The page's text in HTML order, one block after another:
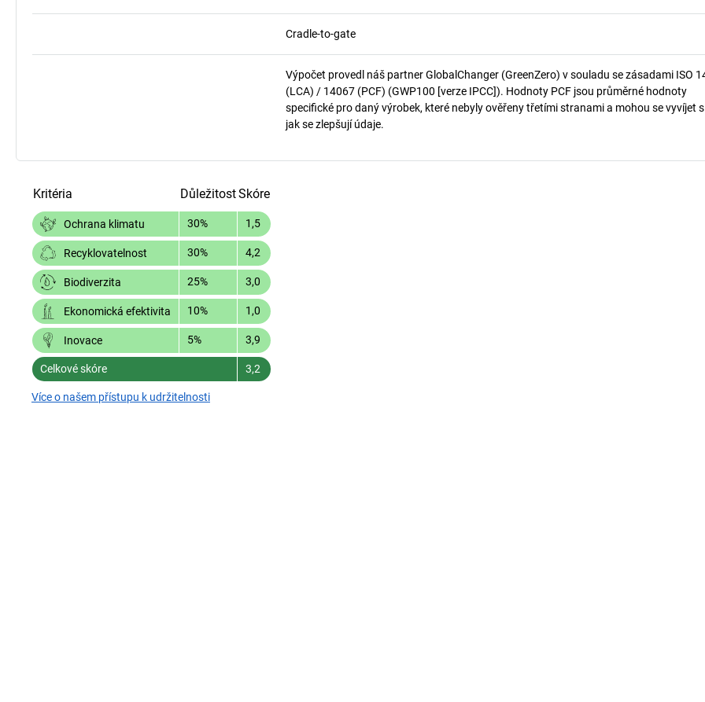
Cradle-to-gate
Výpočet provedl náš partner GlobalChanger (GreenZero) v souladu se zásadami ISO
(LCA) / 14067 (PCF) (GWP100 [verze IPCC]). Hodnoty PCF jsou průměrné hodnoty
specifické pro daný výrobek, které nebyly ověřeny třetími stranami a mohou se vyvíjet
jak se zlepšují údaje.
Kritéria DůležitostSkóre
Ochrana klimatu 30% 1,5
Recyklovatelnost 30% 4,2
Biodiverzita 25% 3,0
Ekonomická efektivita 10% 1,0
Inovace 5% 3,9
Celkové skóre 3,2
Více o našem přístupu k udržitelnosti